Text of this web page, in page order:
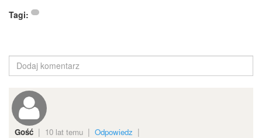
Tagi:
Gość | 10 lat temu | Odpowiedz |